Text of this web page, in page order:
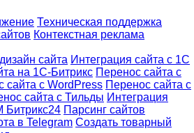
Техническая поддержка
Контекстная реклама
сайта Интеграция сайта с 1С
на 1С-Битрикс Перенос сайта с
сайта с WordPress Перенос сайта с
сайта с Тильды Интеграция
Битрикс24 Парсинг сайтов
в Telegram Создать товарный